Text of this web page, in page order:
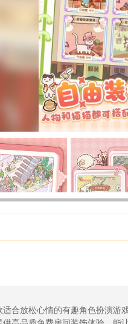
合放松心情的有趣角色扮演游